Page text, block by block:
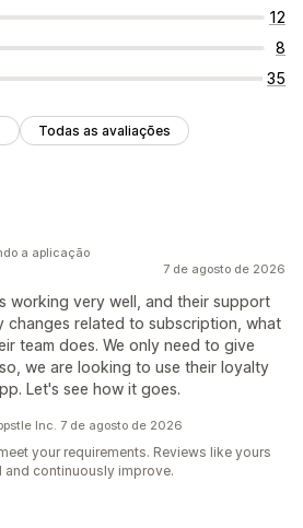
12
8
35
Todas as avaliações
7 de agosto de 2026
working very well, and their support
changes related to subscription, what
team does. We only need to give
we are looking to use their loyalty
Let's see how it goes.
a aplicação
Inc. 7 de agosto de 2026
your requirements. Reviews like yours
continuously improve.